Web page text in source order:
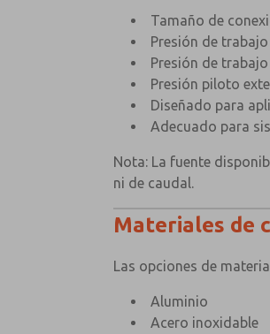
Tamaño de
Presión de
Presión de
Presión piloto
Diseñado para
Adecuado para
Nota: La fuente
ni de caudal.
Materiales de
Las opciones de
Aluminio
Acero inoxidable